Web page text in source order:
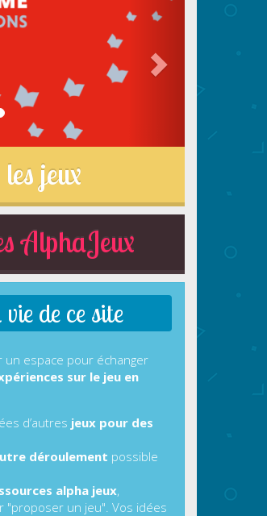
jeux
AlphaJeux
de ce site
un espace pour échanger
sur le jeu en
d’autres jeux pour des
déroulement possible
alpha jeux,
"proposer un jeu". Vos idées